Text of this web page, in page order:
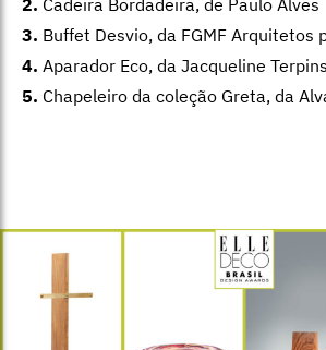
2. Cadeira Bordadeira, de Paulo Alves
3. Buffet Desvio, da FGMF Arquitetos
4. Aparador Eco, da Jacqueline Terpins
5. Chapeleiro da coleção Greta, da